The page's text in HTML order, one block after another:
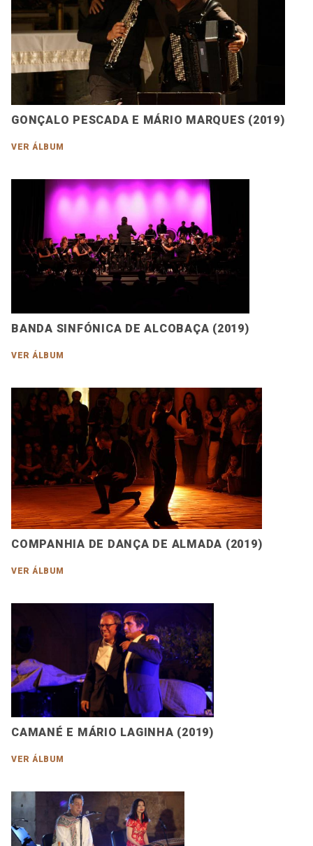
GONÇALO PESCADA E MÁRIO MARQUES (2019)
VER ÁLBUM
BANDA SINFÓNICA DE ALCOBAÇA (2019)
VER ÁLBUM
COMPANHIA DE DANÇA DE ALMADA (2019)
VER ÁLBUM
CAMANÉ E MÁRIO LAGINHA (2019)
VER ÁLBUM